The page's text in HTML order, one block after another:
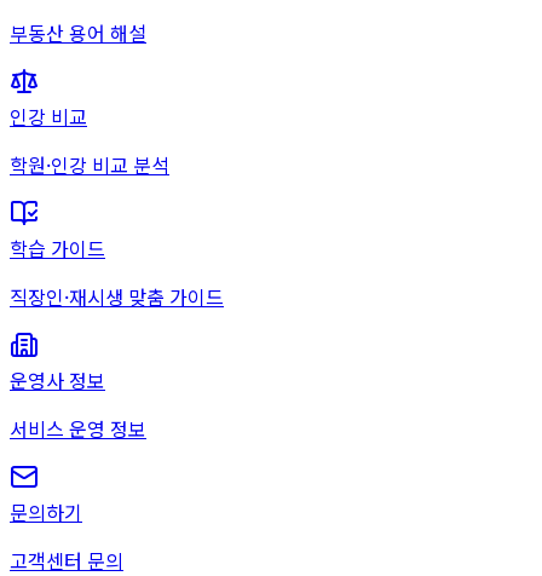
부동산 용어 해설
인강 비교
학원·인강 비교 분석
학습 가이드
직장인·재시생 맞춤 가이드
운영사 정보
서비스 운영 정보
문의하기
고객센터 문의